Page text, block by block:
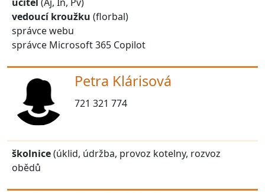
vedoucí kroužku (florbal)
správce webu
správce Microsoft 365 Copilot
Petra Klárisová
721 321 774
školnice(úklid, údržba, provoz kotelny, rozvoz
obědů